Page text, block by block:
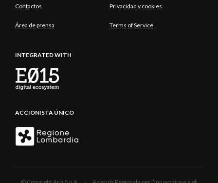
Contactos Privacidad y cookies
Área de prensa Terms of Service
INTEGRATED WITH
ACCIONISTA ÚNICO